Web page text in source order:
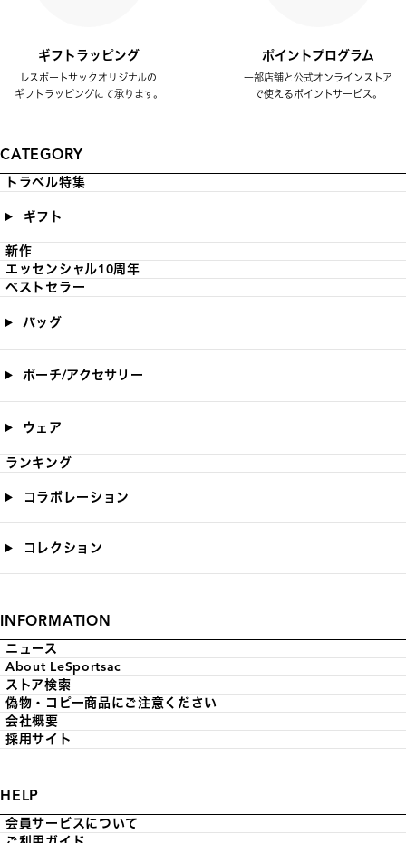
ギフトラッピング
レスポートサックオリジナルの
ギフトラッピングにて承ります。
ポイントプログラム
一部店舗と公式オンラインストア
で使えるポイントサービス。
CATEGORY
トラベル特集
ギフト
新作
エッセンシャル10周年
ベストセラー
バッグ
ポーチ/アクセサリー
ウェア
ランキング
コラボレーション
コレクション
INFORMATION
ニュース
About LeSportsac
ストア検索
偽物・コピー商品にご注意ください
会社概要
採用サイト
HELP
会員サービスについて